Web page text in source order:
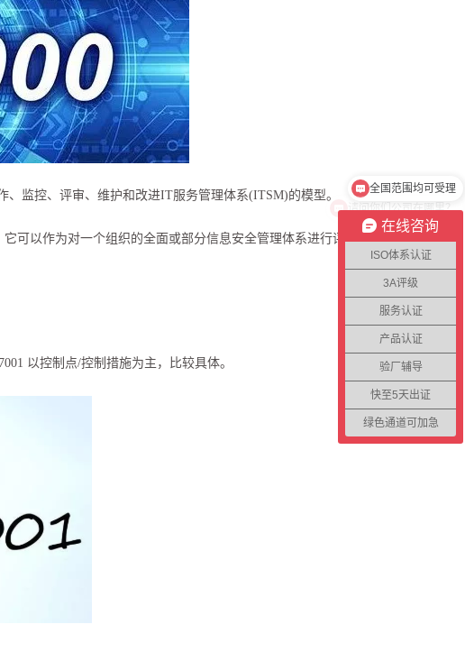
监控、评审、维护和改进IT服务管理体系(ITSM)的模型。
可以作为对一个组织的全面或部分信息安全管理体系进行评
以控制点/控制措施为主，比较具体。
在线咨询
ISO体系认证
3A评级
服务认证
产品认证
验厂辅导
快至5天出证
绿色通道可加急
请问你们公司在哪里？